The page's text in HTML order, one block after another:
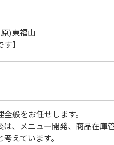
)東福山
】
般をお任せします。
は、メニュー開発、商品在庫
えています。